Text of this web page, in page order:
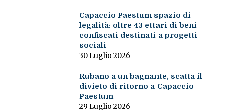
Capaccio Paestum spazio di
legalità: oltre 43 ettari di beni
confiscati destinati a progetti
sociali
30 Luglio 2026
Rubano a un bagnante, scatta il
divieto di ritorno a Capaccio
Paestum
29 Luglio 2026